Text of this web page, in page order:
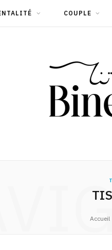
COUPLE
Accueil